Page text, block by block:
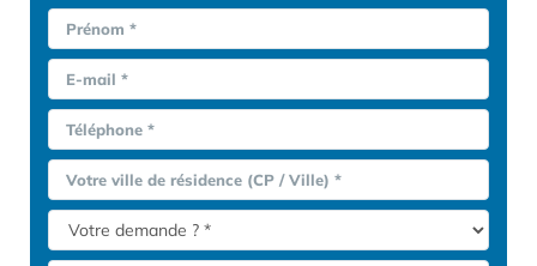
Prénom *
E-mail *
Téléphone *
Votre ville de résidence (CP / Ville) *